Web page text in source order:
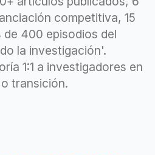
competitiva, 15
de 400 episodios del
la investigación'.
1:1 a investigadores en
transición.